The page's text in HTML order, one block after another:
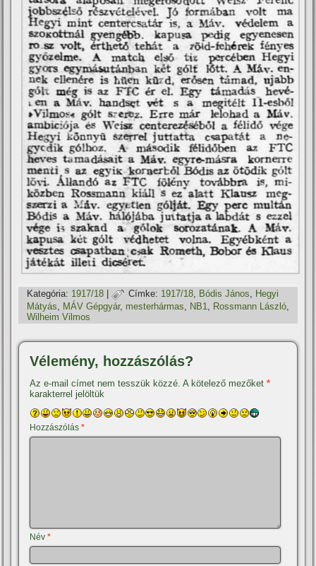
Kategória: 1917/18 | Címke: 1917/18, Bódis János, Hegyi
Mátyás
MÁV Gépgyár, mesterhármas NB1 Rossmann László
Wilheim Vilmos
Vélemény, hozzászólás?
Az e-mail címet nem tesszük közzé. A kötelező mezőket*
karakterrel jelöltük
Hozzászólás*
Név*